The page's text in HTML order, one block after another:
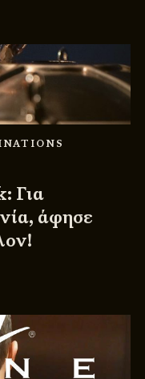
Για
άφησε